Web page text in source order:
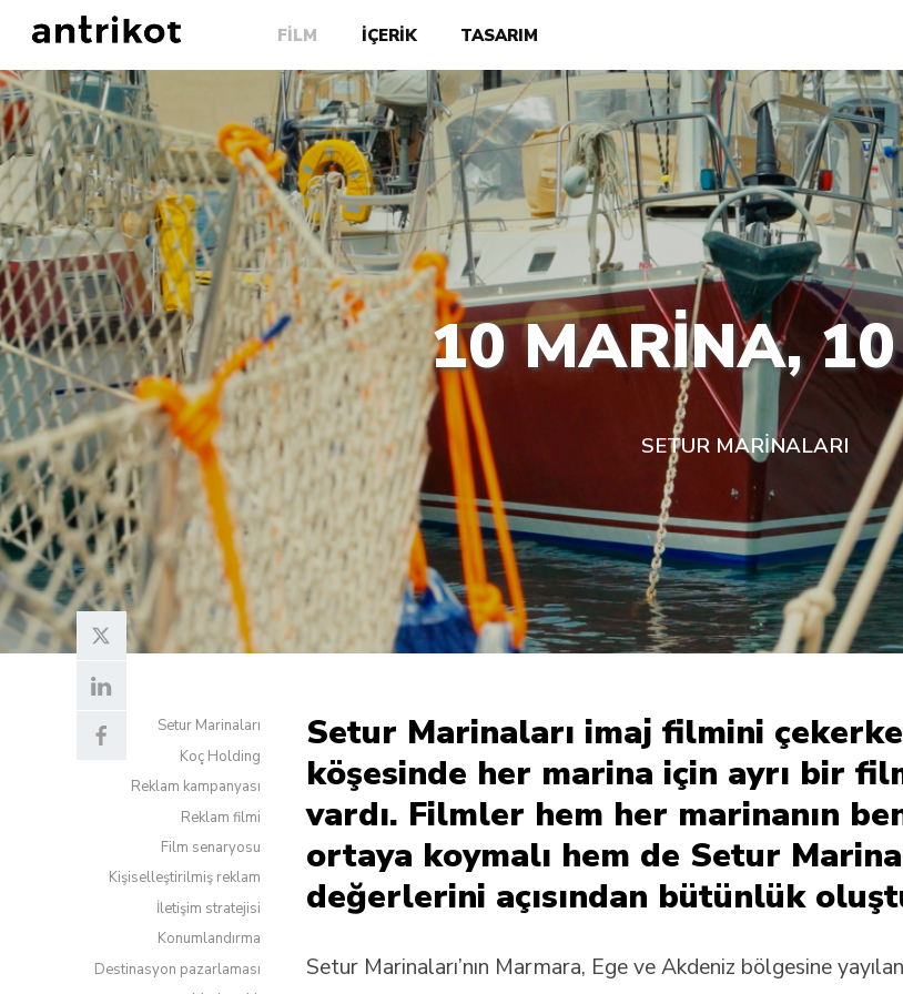
FİLM İÇERİK TASARIM
10 MARİNA,
SETUR MARİNALARI
Setur Marinaları imaj filmini
köşesinde her marina için ayrı bir
vardı. Filmler hem her marinanın
ortaya koymalı hem de Setur
değerlerini açısından bütünlük
Setur Marinaları’nın Marmara, Ege ve Akdeniz bölgesine
Setur Marinaları
Koç Holding
Reklam kampanyası
Reklam filmi
Film senaryosu
Kişiselleştirilmiş reklam
İletişim stratejisi
Konumlandırma
Destinasyon pazarlaması